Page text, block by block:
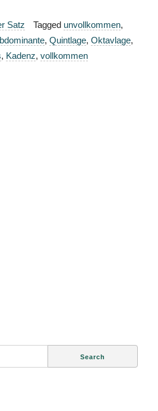
Satz Tagged unvollkommen,
, Quintlage, Oktavlage,
, Kadenz, vollkommen